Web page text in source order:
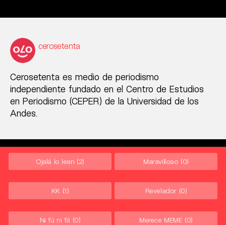
cerosetenta
Cerosetenta es medio de periodismo
independiente fundado en el Centro de Estudios
en Periodismo (CEPER) de la Universidad de los
Andes.
Ojalá lo lean (2) Maravilloso (0)
KK (1) Revelador (0)
Ni fú ni fá (0) Merece MEME (0)